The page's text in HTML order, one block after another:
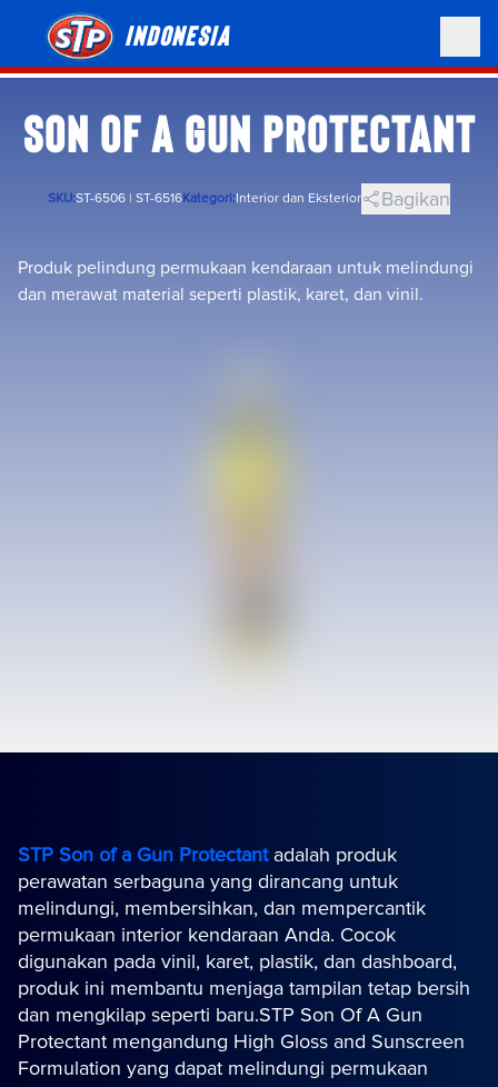
Indonesia
SON OF A GUN PROTECTANT
SKU:ST-6506 | ST-6516Kategori:Interior dan Eksterior Bagikan
Produk pelindung permukaan kendaraan untuk melindungi
dan merawat material seperti plastik, karet, dan vinil.
STP Son of a Gun Protectant adalah produk
perawatan serbaguna yang dirancang untuk
melindungi, membersihkan, dan mempercantik
permukaan interior kendaraan Anda. Cocok
digunakan pada vinil, karet, plastik, dan dashboard,
produk ini membantu menjaga tampilan tetap bersih
dan mengkilap seperti baru.STP Son Of A Gun
Protectant mengandung High Gloss and Sunscreen
Formulation yang dapat melindungi permukaan